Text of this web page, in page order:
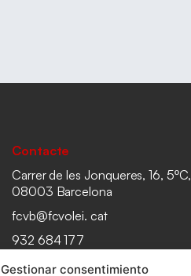
Gestionar consentimiento
Contacte
Carrer de les Jonqueres, 16, 5ºC,
08003 Barcelona
fcvb@fcvolei. cat
932 684 177